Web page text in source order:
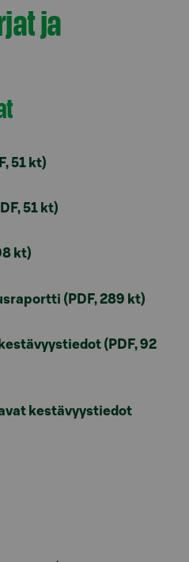
ja
51 kt)
51 kt)
kt)
(PDF, 289 kt)
(PDF, 92
kestävyystiedot